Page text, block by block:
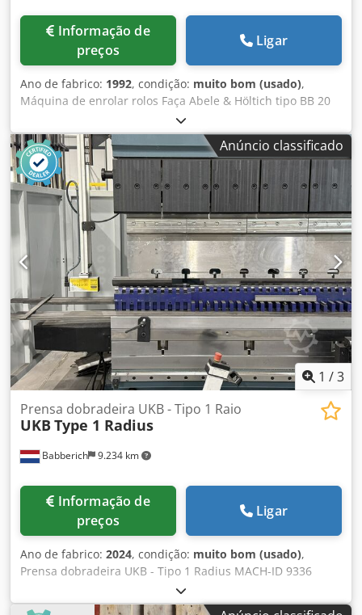
preços
Ligar
Ano de fabrico: 1992, condição: muito bom (usado),
Máquina de enrolar rolos Faça Abele & Höltich tipo BB 20
Codpfx Aog Tcn Iscwsha ANO 1992 diâmetro do rolo 180
mm 5,5,kw 400 Volt necessidade de espaço : W.2400 mm
profundidade 2100 mm altura 1800 mm Documentos
disponíveis
Anúncio classificado
1 /3
Babberich 9.234 km
Prensa dobradeira UKB - Tipo 1 Raio
UKB Type 1 Radius
preços
Ligar
Ano de fabrico: 2024, condição: muito bom (usado),
Prensa dobradeira UKB - Tipo 1 Radius MACH-ID 9336
Fabricante: UKB Tipo: Tipo 1 Radius Ano de fabricação:
2024 Csdpfx Asx Sxukjcwjha Ferramentas superiores de